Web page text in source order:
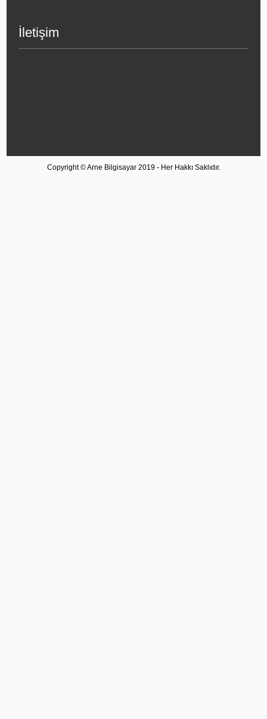
İletişim
Copyright © Arne Bilgisayar 2019 - Her Hakkı Saklıdır.